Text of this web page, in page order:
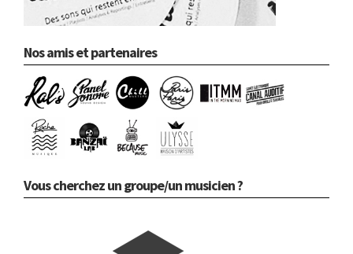
Nos amis et partenaires
Vous cherchez un groupe/un musicien ?